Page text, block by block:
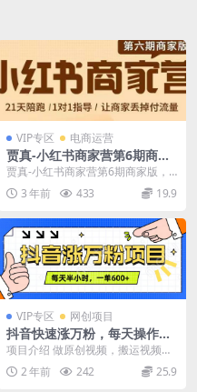
VIP专区 电商运营
贾真-小红书商家营第6期商家
版，21天带货陪跑课，让商家
贾真-小红书商家营第6期商家版，2
1天带货陪跑课，让商家丢掉付流量
课程内容： ...
3 年前 433 19.9
VIP专区 网创项目
抖音快速涨万粉，每天操作半
小时，1-7天涨万粉，可矩阵
操作。一单600+
项目介绍 做原创视频，搬运视频进
行一个二次剪辑达到一个去重的效
果，从而实现快速涨...
2 年前 242 25.9